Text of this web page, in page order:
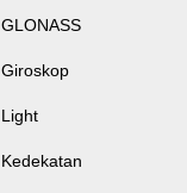
GLONASS
Giroskop
Light
Kedekatan